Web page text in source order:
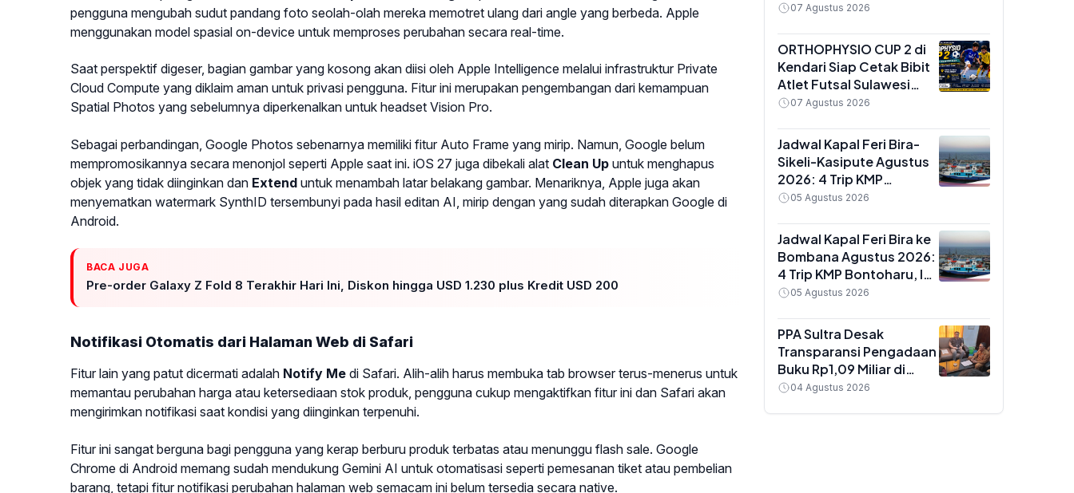
pengguna mengubah sudut pandang foto seolah-olah mereka memotret ulang dari angle yang berbeda. Apple
menggunakan model spasial on-device untuk memproses perubahan secara real-time.
Saat perspektif digeser, bagian gambar yang kosong akan diisi oleh Apple Intelligence melalui infrastruktur Private
Cloud Compute yang diklaim aman untuk privasi pengguna. Fitur ini merupakan pengembangan dari kemampuan
Spatial Photos yang sebelumnya diperkenalkan untuk headset Vision Pro.
Sebagai perbandingan, Google Photos sebenarnya memiliki fitur Auto Frame yang mirip. Namun, Google belum
mempromosikannya secara menonjol seperti Apple saat ini. iOS 27 juga dibekali alat Clean Up untuk menghapus
objek yang tidak diinginkan dan Extend untuk menambah latar belakang gambar. Menariknya, Apple juga akan
menyematkan watermark SynthID tersembunyi pada hasil editan AI, mirip dengan yang sudah diterapkan Google di
Android.
BACA JUGA
Pre-order Galaxy Z Fold 8 Terakhir Hari Ini, Diskon hingga USD 1.230 plus Kredit USD 200
Notifikasi Otomatis dari Halaman Web di Safari
Fitur lain yang patut dicermati adalah Notify Me di Safari. Alih-alih harus membuka tab browser terus-menerus untuk
memantau perubahan harga atau ketersediaan stok produk, pengguna cukup mengaktifkan fitur ini dan Safari akan
mengirimkan notifikasi saat kondisi yang diinginkan terpenuhi.
Fitur ini sangat berguna bagi pengguna yang kerap berburu produk terbatas atau menunggu flash sale. Google
Chrome di Android memang sudah mendukung Gemini AI untuk otomatisasi seperti pemesanan tiket atau pembelian
barang, tetapi fitur notifikasi perubahan halaman web semacam ini belum tersedia secara native.
Padamkan Api yang
07 Agustus 2026
ORTHOPHYSIO CUP 2 di
Kendari Siap Cetak Bibit
Atlet Futsal Sulawesi
Tenggara, Total Hadiah
07 Agustus 2026
Jadwal Kapal Feri Bira-
Sikeli-Kasipute Agustus
2026: 4 Trip KMP
Bontoharu dan Rincian
hingga Kendaraan
Golongan IX
05 Agustus 2026
Jadwal Kapal Feri Bira ke
Bombana Agustus 2026:
4 Trip KMP Bontoharu, Ini
Rincian Harga Tiket
Golongan IX
05 Agustus 2026
PPA Sultra Desak
Transparansi Pengadaan
Buku Rp1,09 Miliar di
Konawe, Plt Kadis Dikbud
04 Agustus 2026